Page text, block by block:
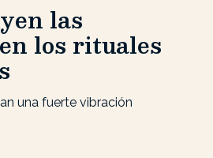
las
los rituales
una fuerte vibración